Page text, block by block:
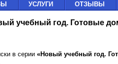
УСЛУГИ ОТЗЫВЫ
учебный год. Готовые
в серии «Новый учебный год.